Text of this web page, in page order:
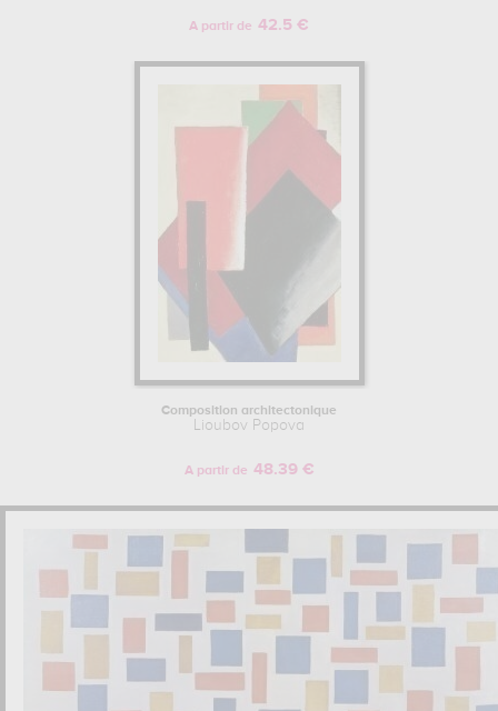
A partir de 42.5 €
Composition architectonique
Lioubov Popova
A partir de 48.39 €